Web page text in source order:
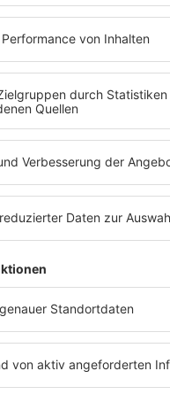
Listing
8 Fakten über
Anne Clark ist Poetin,
Sängerin und
80ern faszinierte sie
Tracks und
großes Publikum –
Deutschland.